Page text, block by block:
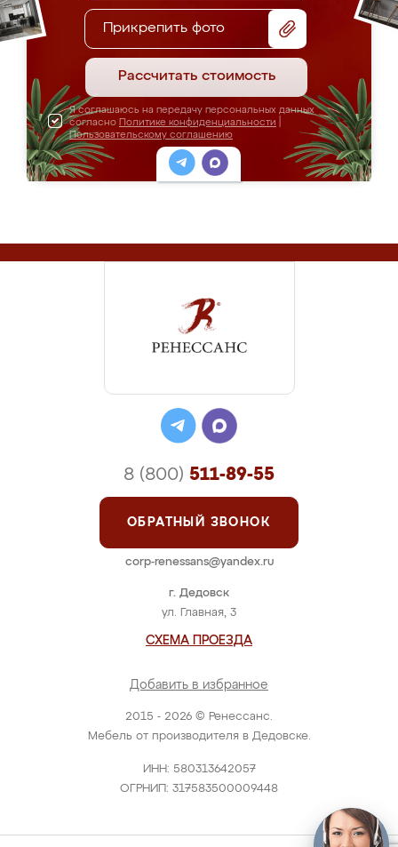
Прикрепить фото
Рассчитать стоимость
Я соглашаюсь на передачу персональных данных
согласно Политике конфиденциальности
Пользовательскому соглашению
2015 - 2026 © Ренессанс.
Мебель от производителя в Дедовске.
ИНН: 580313642057
ОГРНИП: 317583500009448
г. Дедовск
ул. Главная, 3
СХЕМА ПРОЕЗДА
Добавить в избранное
8 (800) 511-89-55
ОБРАТНЫЙ ЗВОНОК
corp-renessans@yandex.ru